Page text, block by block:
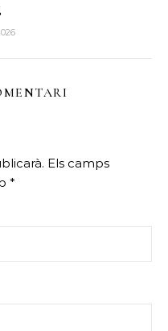
Els camps
*